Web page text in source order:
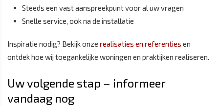
Steeds een vast aanspreekpunt voor al uw vragen
Snelle service, ook na de installatie
Inspiratie nodig? Bekijk onze realisaties en referenties en
ontdek hoe wij toegankelijke woningen en praktijken realiseren.
Uw volgende stap – informeer
vandaag nog